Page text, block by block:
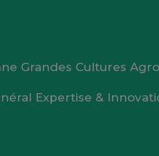
Grandes Cultures
Expertise &